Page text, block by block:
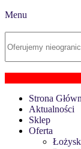
Menu
Strona
Aktualności
Sklep
Oferta